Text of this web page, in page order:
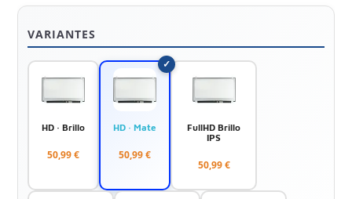
VARIANTES
HD · Brillo
50,99 €
HD · Mate
50,99 €
FullHD Brillo
IPS
50,99 €